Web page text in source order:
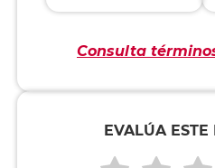
Consulta
EVALÚA ESTE